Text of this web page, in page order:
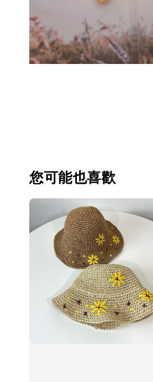
您可能也喜歡